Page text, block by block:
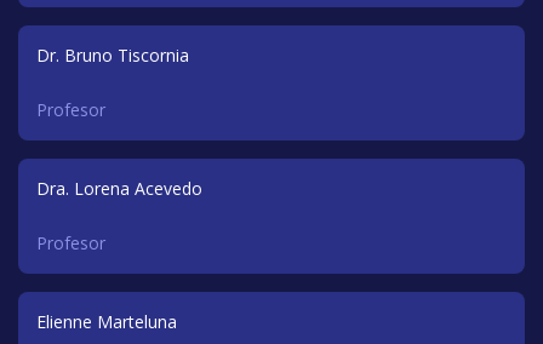
Dr. Bruno Tiscornia
Profesor
Dra. Lorena Acevedo
Profesor
Elienne Marteluna